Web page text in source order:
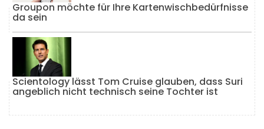
Groupon möchte für Ihre Kartenwischbedürfnisse
da sein
Scientology lässt Tom Cruise glauben, dass Suri
angeblich nicht technisch seine Tochter ist